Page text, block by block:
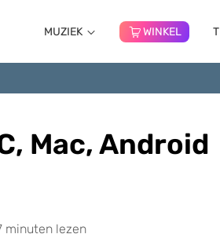
MUZIEK WINKEL
Mac, Android
minuten lezen